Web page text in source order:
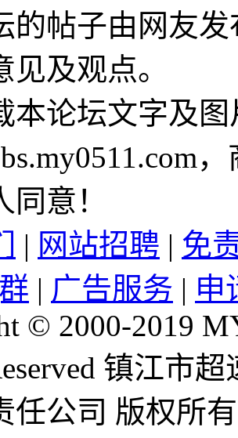
的帖子由网友
见及观点。
本论坛文字及
意！
| 网站招聘 | 免
| 广告服务 | 申
© 2000-2019
镇江市
任公司 版权所有